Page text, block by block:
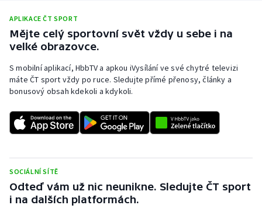
APLIKACE ČT SPORT
Mějte celý sportovní svět vždy u sebe i na
velké obrazovce.
S mobilní aplikací, HbbTV a apkou iVysílání ve své chytré televizi
máte ČT sport vždy po ruce. Sledujte přímé přenosy, články a
bonusový obsah kdekoli a kdykoli.
SOCIÁLNÍ SÍTĚ
Odteď vám už nic neunikne. Sledujte ČT sport
i na dalších platformách.